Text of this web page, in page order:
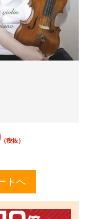
（税抜）